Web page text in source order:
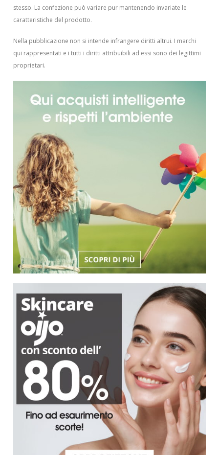
stesso. La confezione può variare pur mantenendo invariate le
caratteristiche del prodotto.
Nella pubblicazione non si intende infrangere diritti altrui. I marchi
qui rappresentati e i tutti i diritti attribuibili ad essi sono dei legittimi
proprietari.